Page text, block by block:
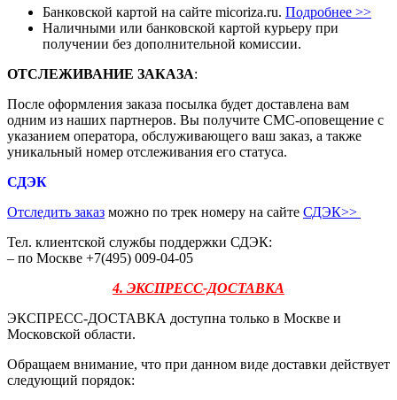
Банковской картой на сайте micoriza.ru. Подробнее >>
Наличными или банковской картой курьеру при
получении без дополнительной комиссии.
ОТСЛЕЖИВАНИЕ ЗАКАЗА:
После оформления заказа посылка будет доставлена вам
одним из наших партнеров. Вы получите СМС-оповещение с
указанием оператора, обслуживающего ваш заказ, а также
уникальный номер отслеживания его статуса.
СДЭК
Отследить заказ можно по трек номеру на сайте СДЭК>>
Тел. клиентской службы поддержки СДЭК:
– по Москве +7(495) 009-04-05
4. ЭКСПРЕСС-ДОСТАВКА
ЭКСПРЕСС-ДОСТАВКА доступна только в Москве и
Московской области.
Обращаем внимание, что при данном виде доставки действует
следующий порядок: